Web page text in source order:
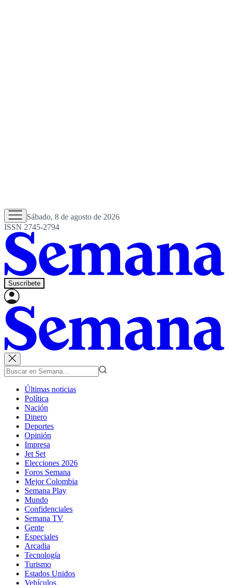
Sábado, 8 de agosto de 2026
ISSN 2745-2794
Suscríbete
Últimas noticias
Política
Nación
Dinero
Deportes
Opinión
Impresa
Jet Set
Elecciones 2026
Foros Semana
Mejor Colombia
Semana Play
Mundo
Confidenciales
Semana TV
Gente
Especiales
Arcadia
Tecnología
Turismo
Estados Unidos
Vehículos